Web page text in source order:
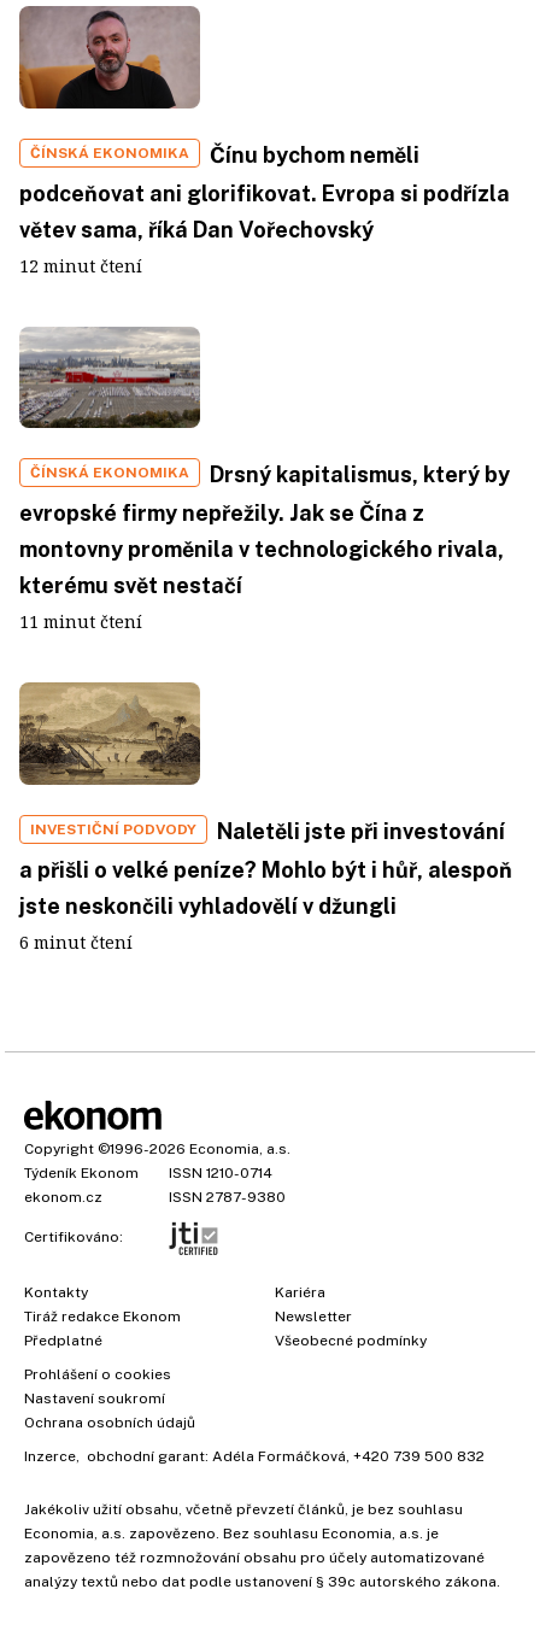
ČÍNSKÁ EKONOMIKA
Čínu bychom neměli
podceňovat ani glorifikovat. Evropa si podřízla
větev sama, říká Dan Vořechovský
12 minut čtení
ČÍNSKÁ EKONOMIKA
Drsný kapitalismus, který by
evropské firmy nepřežily. Jak se Čína z
montovny proměnila v technologického rivala,
kterému svět nestačí
11 minut čtení
INVESTIČNÍ PODVODY
Naletěli jste při investování
a přišli o velké peníze? Mohlo být i hůř, alespoň
jste neskončili vyhladovělí v džungli
6 minut čtení
Copyright ©1996-2026 Economia, a.s.
Týdeník Ekonom
ISSN 1210-0714
ekonom.cz
ISSN 2787-9380
Certifikováno:
Kontakty
Tiráž redakce Ekonom
Předplatné
Kariéra
Newsletter
Všeobecné podmínky
Prohlášení o cookies
Nastavení soukromí
Ochrana osobních údajů
Inzerce , obchodní garant: Adéla Formáčková +420 739 500 832
Jakékoliv užití obsahu, včetně převzetí článků, je bez souhlasu
Economia, a.s. zapovězeno. Bez souhlasu Economia, a.s. je
zapovězeno též rozmnožování obsahu pro účely automatizované
analýzy textů nebo dat podle ustanovení § 39c autorského zákona.